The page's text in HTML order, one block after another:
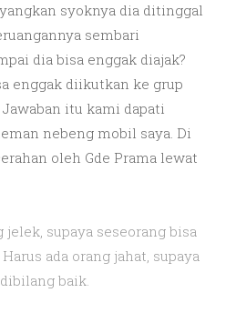
syoknya dia ditinggal
sembari
dia bisa enggak diajak?
enggak diikutkan ke grup
itu kami dapati
nebeng mobil saya. Di
oleh Gde Prama lewat
jelek, supaya seseorang bisa
ada orang jahat, supaya
baik.